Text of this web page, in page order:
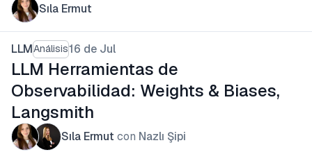
Sıla Ermut
LLMAnálisis16 de Jul
LLM Herramientas de
Observabilidad: Weights & Biases,
Langsmith
Sıla Ermut con Nazlı Şipi